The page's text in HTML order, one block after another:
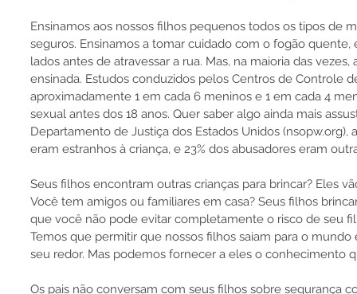
Ensinamos aos nossos filhos pequenos todos os tipos de
seguros. Ensinamos a tomar cuidado com o fogão
lados antes de atravessar a rua. Mas, na maioria das
ensinada. Estudos conduzidos pelos Centros de Controle
aproximadamente 1 em cada 6 meninos e 1 em cada 4
sexual antes dos 18 anos. Quer saber algo ainda mais
Departamento de Justiça dos Estados Unidos (nsopw.org),
eram estranhos à criança, e 23% dos abusadores eram
Seus filhos encontram outras crianças para brincar? Eles
Você tem amigos ou familiares em casa? Seus filhos
que você não pode evitar completamente o risco de seu
Temos que permitir que nossos filhos saiam para o
seu redor. Mas podemos fornecer a eles o conhecimento
Os pais não conversam com seus filhos sobre segurança